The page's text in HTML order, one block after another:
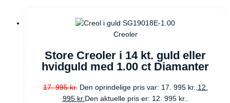
Creoler
Store Creoler i 14 kt. guld eller
hvidguld med 1.00 ct Diamanter
17. 995kr. Den oprindelige pris var: 17. 995 kr.. 12.
995 kr. Den aktuelle pris er: 12. 995 kr..